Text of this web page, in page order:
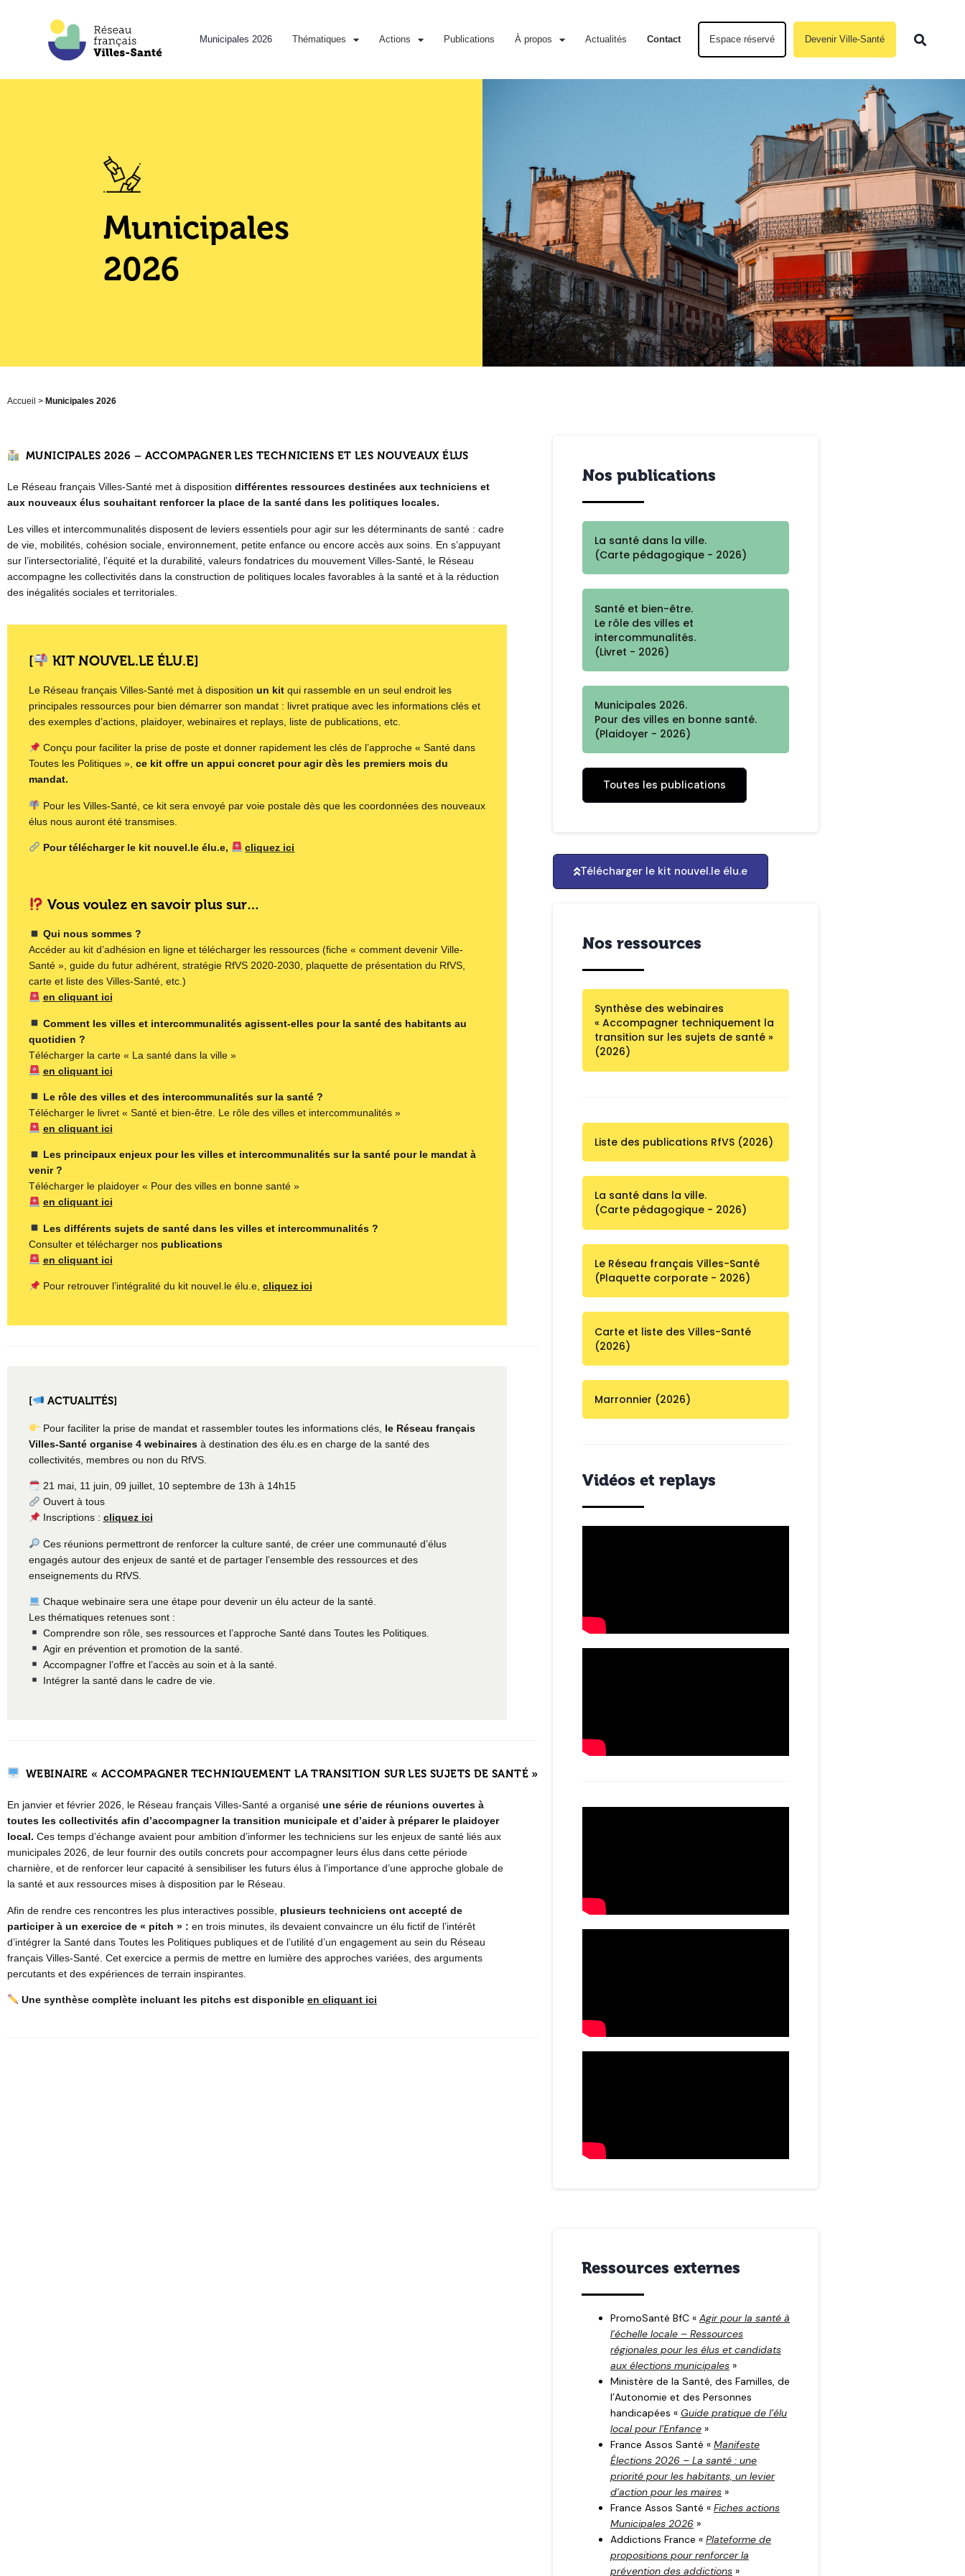
Municipales 2026 Thématiques Actions Publications À propos Actualités Contact Espace réservé Devenir Ville-Santé
Municipales
2026
Accueil > Municipales 2026
MUNICIPALES 2026 – ACCOMPAGNER LES TECHNICIENS ET LES NOUVEAUX ÉLUS
Le Réseau français Villes-Santé met à disposition différentes ressources destinées aux techniciens et
aux nouveaux élus souhaitant renforcer la place de la santé dans les politiques locales.
Les villes et intercommunalités disposent de leviers essentiels pour agir sur les déterminants de santé : cadre
de vie, mobilités, cohésion sociale, environnement, petite enfance ou encore accès aux soins. En s’appuyant
sur l’intersectorialité, l’équité et la durabilité, valeurs fondatrices du mouvement Villes-Santé, le Réseau
accompagne les collectivités dans la construction de politiques locales favorables à la santé et à la réduction
des inégalités sociales et territoriales.
[ ️ KIT NOUVEL.LE ÉLU.E]
Le Réseau français Villes-Santé met à disposition un kit qui rassemble en un seul endroit les
principales ressources pour bien démarrer son mandat : livret pratique avec les informations clés et
des exemples d’actions, plaidoyer, webinaires et replays, liste de publications, etc.
Conçu pour faciliter la prise de poste et donner rapidement les clés de l’approche « Santé dans
Toutes les Politiques », ce kit offre un appui concret pour agir dès les premiers mois du
mandat.
Pour les Villes-Santé, ce kit sera envoyé par voie postale dès que les coordonnées des nouveaux
élus nous auront été transmises.
Pour télécharger le kit nouvel.le élu.e, cliquez ici
Vous voulez en savoir plus sur…
Qui nous sommes ?
Accéder au kit d’adhésion en ligne et télécharger les ressources (fiche « comment devenir Ville-
Santé », guide du futur adhérent, stratégie RfVS 2020-2030, plaquette de présentation du RfVS,
carte et liste des Villes-Santé, etc.)
en cliquant ici
Comment les villes et intercommunalités agissent-elles pour la santé des habitants au
quotidien ?
Télécharger la carte « La santé dans la ville »
en cliquant ici
Le rôle des villes et des intercommunalités sur la santé ?
Télécharger le livret « Santé et bien-être. Le rôle des villes et intercommunalités »
en cliquant ici
Les principaux enjeux pour les villes et intercommunalités sur la santé pour le mandat à
venir ?
Télécharger le plaidoyer « Pour des villes en bonne santé »
en cliquant ici
Les différents sujets de santé dans les villes et intercommunalités ?
Consulter et télécharger nos publications
en cliquant ici
Pour retrouver l’intégralité du kit nouvel.le élu.e, cliquez ici
[ ACTUALITÉS]
Pour faciliter la prise de mandat et rassembler toutes les informations clés, le Réseau français
Villes-Santé organise 4 webinaires à destination des élu.es en charge de la santé des
collectivités, membres ou non du RfVS.
21 mai, 11 juin, 09 juillet, 10 septembre de 13h à 14h15
Ouvert à tous
Inscriptions : cliquez ici
Ces réunions permettront de renforcer la culture santé, de créer une communauté d’élus
engagés autour des enjeux de santé et de partager l’ensemble des ressources et des
enseignements du RfVS.
️ Chaque webinaire sera une étape pour devenir un élu acteur de la santé.
Les thématiques retenues sont :
Comprendre son rôle, ses ressources et l’approche Santé dans Toutes les Politiques.
Agir en prévention et promotion de la santé.
Accompagner l’offre et l’accès au soin et à la santé.
Intégrer la santé dans le cadre de vie.
WEBINAIRE « ACCOMPAGNER TECHNIQUEMENT LA TRANSITION SUR LES SUJETS DE SANTÉ »
En janvier et février 2026, le Réseau français Villes-Santé a organisé une série de réunions ouvertes à
toutes les collectivités afin d’accompagner la transition municipale et d’aider à préparer le plaidoyer
local. Ces temps d’échange avaient pour ambition d’informer les techniciens sur les enjeux de santé liés aux
municipales 2026, de leur fournir des outils concrets pour accompagner leurs élus dans cette période
charnière, et de renforcer leur capacité à sensibiliser les futurs élus à l’importance d’une approche globale de
la santé et aux ressources mises à disposition par le Réseau.
Afin de rendre ces rencontres les plus interactives possible, plusieurs techniciens ont accepté de
participer à un exercice de « pitch » : en trois minutes, ils devaient convaincre un élu fictif de l’intérêt
d’intégrer la Santé dans Toutes les Politiques publiques et de l’utilité d’un engagement au sein du Réseau
français Villes-Santé. Cet exercice a permis de mettre en lumière des approches variées, des arguments
percutants et des expériences de terrain inspirantes.
Une synthèse complète incluant les pitchs est disponible en cliquant ici
Nos publications
La santé dans la ville.
(Carte pédagogique - 2026)
Santé et bien-être.
Le rôle des villes et
intercommunalités.
(Livret - 2026)
Municipales 2026.
Pour des villes en bonne santé.
(Plaidoyer - 2026)
Toutes les publications
Télécharger le kit nouvel.le élu.e
Nos ressources
Synthèse des webinaires
« Accompagner techniquement la
transition sur les sujets de santé »
(2026)
Liste des publications RfVS (2026)
La santé dans la ville.
(Carte pédagogique - 2026)
Le Réseau français Villes-Santé
(Plaquette corporate - 2026)
Carte et liste des Villes-Santé
(2026)
Marronnier (2026)
Vidéos et replays
Ressources externes
PromoSanté BfC « Agir pour la santé à
l’échelle locale – Ressources
régionales pour les élus et candidats
aux élections municipales»
Ministère de la Santé, des Familles, de
l’Autonomie et des Personnes
handicapées « Guide pratique de l’élu
local pour l’Enfance»
France Assos Santé « Manifeste
Élections 2026 – La santé : une
priorité pour les habitants, un levier
d’action pour les maires»
France Assos Santé « Fiches actions
Municipales 2026»
Addictions France « Plateforme de
propositions pour renforcer la
prévention des addictions»